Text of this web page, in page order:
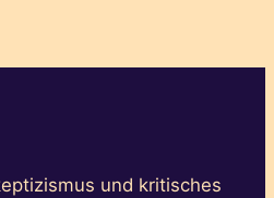
und kritisches